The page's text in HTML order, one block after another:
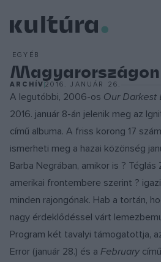
EGYÉB
ARCHÍV2016. JANUÁR 26.
A legutóbbi, 2006-os Our Darkest
2016. január 8-án jelenik meg az
című albuma. A friss korong 17
ismerheti meg a hazai közönség
Barba Negrában, amikor is ? Téglás
amerikai frontembere szerint ?
minden rajongónak. Hab a tortán,
nagy érdeklődéssel várt
Program két tavalyi támogatottja,
Error (január 28.) és a February